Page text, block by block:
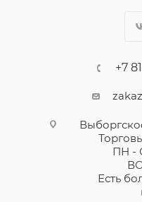
+7
ПН -
Есть